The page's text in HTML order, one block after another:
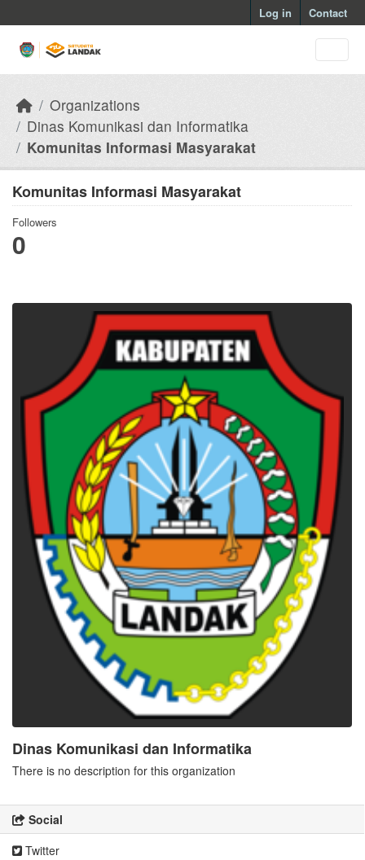
Log in Contact
Organizations
Dinas Komunikasi dan Informatika
Komunitas Informasi Masyarakat
Komunitas Informasi Masyarakat
Followers
0
Dinas Komunikasi dan Informatika
There is no description for this organization
Social
Twitter